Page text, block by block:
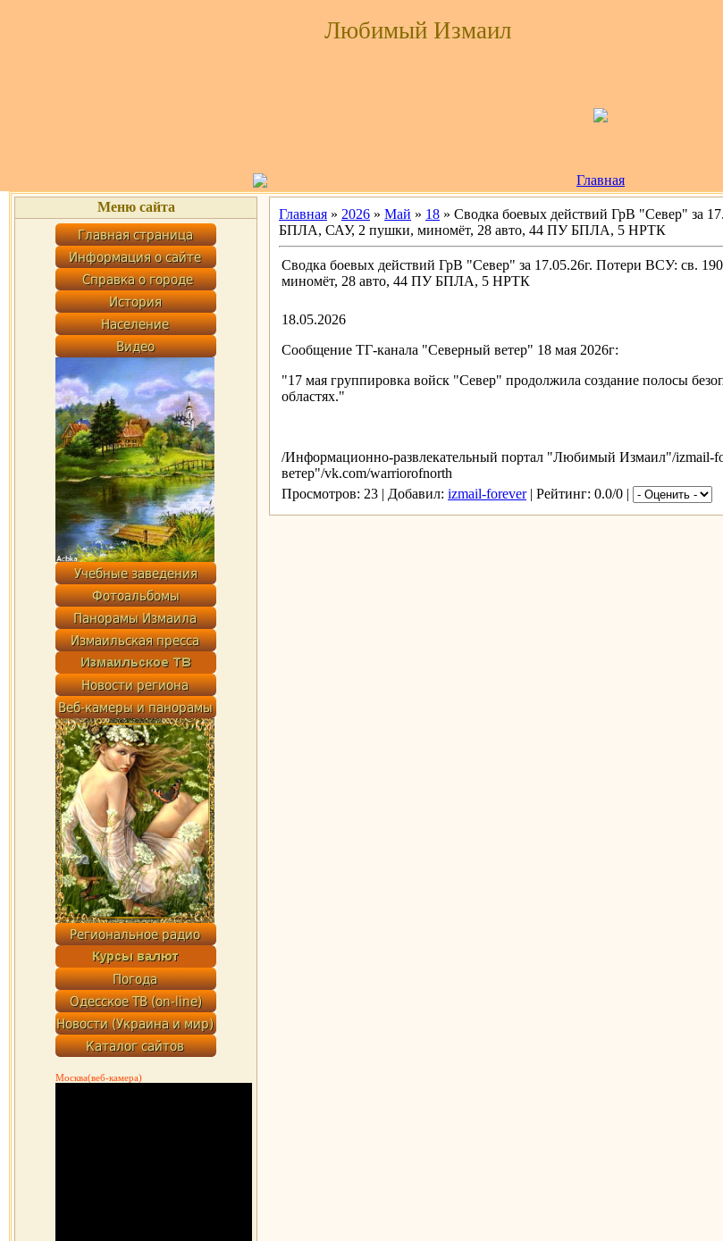
Любимый Измаил
Главная
Меню сайта
Москва(веб-камера)
Главная » 2026 » Май » 18 » Сводка боевых действий ГрВ "Север" за
БПЛА, САУ, 2 пушки, миномёт, 28 авто, 44 ПУ БПЛА, 5 НРТК
Сводка боевых действий ГрВ "Север" за 17.05.26г. Потери ВСУ: св.
миномёт, 28 авто, 44 ПУ БПЛА, 5 НРТК
18.05.2026
Сообщение ТГ-канала "Северный ветер" 18 мая 2026г:
"17 мая группировка войск "Север" продолжила создание полосы
областях."
/Информационно-развлекательный портал "Любимый Измаил"/izmail-
ветер"/vk.com/warriorofnorth
Просмотров: 23 | Добавил: izmail-forever| Рейтинг: 0.0/0 |